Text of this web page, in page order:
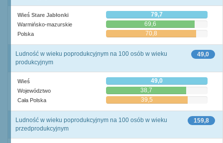
Wieś Stare Jabłonki 79,7
Warmińsko-mazurskie 69,6
Polska 70,8
49,0
Ludność w wieku poprodukcyjnym na 100 osób w wieku
produkcyjnym
Wieś 49,0
Województwo 38,7
Cała Polska 39,5
159,8
Ludność w wieku poprodukcyjnym na 100 osób w wieku
przedprodukcyjnym